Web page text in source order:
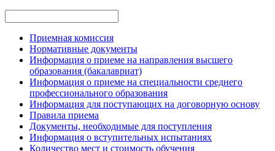
Приемная комиссия
Нормативные документы
Информация о приеме на направления высшего
образования (бакалавриат)
Информация о приеме на специальности среднего
профессионального образования
Информация для поступающих на договорную основу
Правила приема
Документы, необходимые для поступления
Информация о вступительных испытаниях
Количество мест и стоимость обучения